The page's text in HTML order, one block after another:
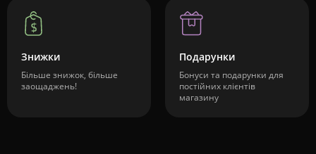
Знижки
Більше знижок, більше
заощаджень!
Подарунки
Бонуси та подарунки для
постійних клієнтів
магазину